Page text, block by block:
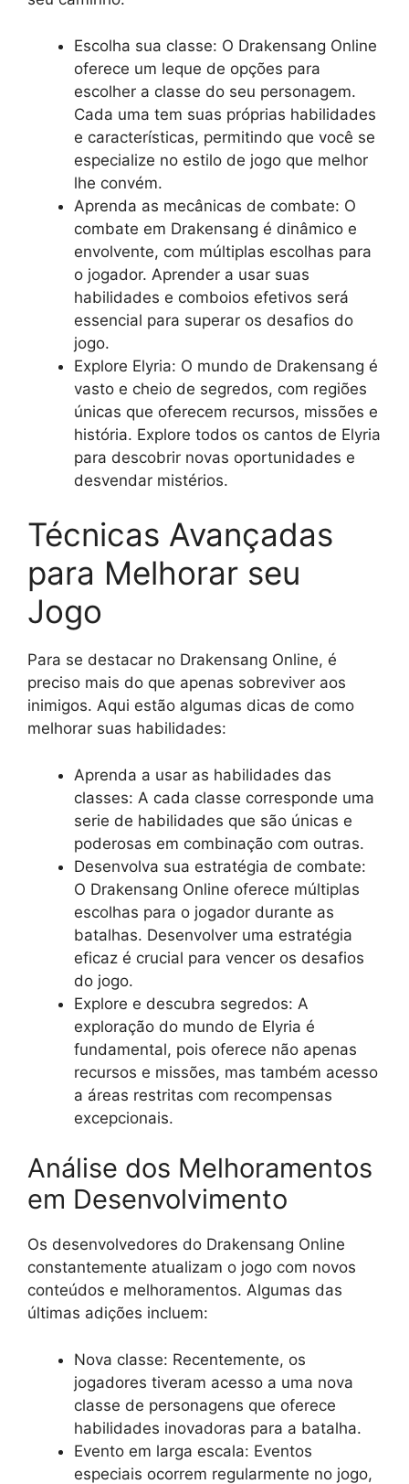
Escolha sua classe: O Drakensang Online
oferece um leque de opções para
escolher a classe do seu personagem.
Cada uma tem suas próprias habilidades
e características, permitindo que você se
especialize no estilo de jogo que melhor
lhe convém.
Aprenda as mecânicas de combate: O
combate em Drakensang é dinâmico e
envolvente, com múltiplas escolhas para
o jogador. Aprender a usar suas
habilidades e comboios efetivos será
essencial para superar os desafios do
jogo.
Explore Elyria: O mundo de Drakensang é
vasto e cheio de segredos, com regiões
únicas que oferecem recursos, missões e
história. Explore todos os cantos de Elyria
para descobrir novas oportunidades e
desvendar mistérios.
Técnicas Avançadas
para Melhorar seu
Jogo
Para se destacar no Drakensang Online, é
preciso mais do que apenas sobreviver aos
inimigos. Aqui estão algumas dicas de como
melhorar suas habilidades:
Aprenda a usar as habilidades das
classes: A cada classe corresponde uma
serie de habilidades que são únicas e
poderosas em combinação com outras.
Desenvolva sua estratégia de combate:
O Drakensang Online oferece múltiplas
escolhas para o jogador durante as
batalhas. Desenvolver uma estratégia
eficaz é crucial para vencer os desafios
do jogo.
Explore e descubra segredos: A
exploração do mundo de Elyria é
fundamental, pois oferece não apenas
recursos e missões, mas também acesso
a áreas restritas com recompensas
excepcionais.
Análise dos Melhoramentos
em Desenvolvimento
Os desenvolvedores do Drakensang Online
constantemente atualizam o jogo com novos
conteúdos e melhoramentos. Algumas das
últimas adições incluem:
Nova classe: Recentemente, os
jogadores tiveram acesso a uma nova
classe de personagens que oferece
habilidades inovadoras para a batalha.
Evento em larga escala: Eventos
especiais ocorrem regularmente no jogo,